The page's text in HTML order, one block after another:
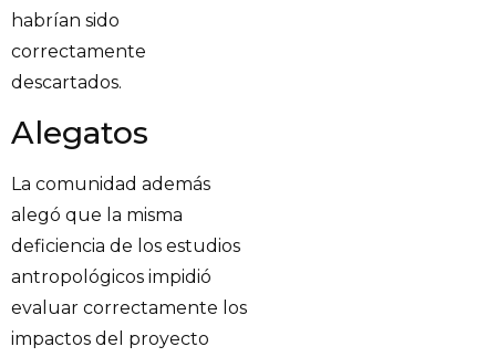
habrían sido
correctamente
descartados.
Alegatos
La comunidad además
alegó que la misma
deficiencia de los estudios
antropológicos impidió
evaluar correctamente los
impactos del proyecto